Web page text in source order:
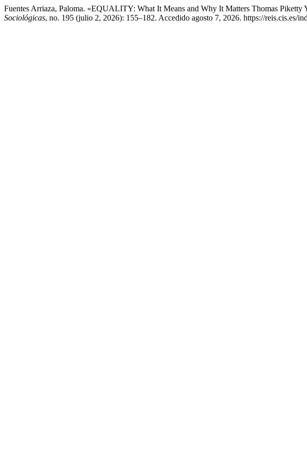
Fuentes Arriaza, Paloma. «EQUALITY: What It Means and Why It Matters Thomas Piketty
Sociológicas, no. 195 (julio 2, 2026): 155–182. Accedido agosto 7, 2026. https://reis.cis.es/